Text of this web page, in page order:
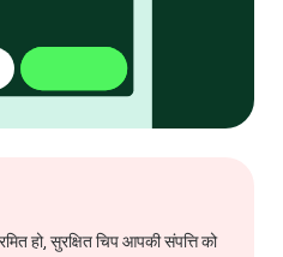
हो, सुरक्षित चिप आपकी संपत्ति को